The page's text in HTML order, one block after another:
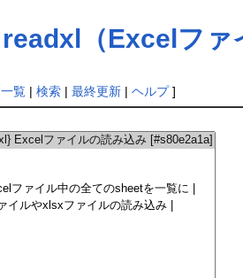
readxl（Excelファ
一覧| 検索| 最終更新| ヘルプ]